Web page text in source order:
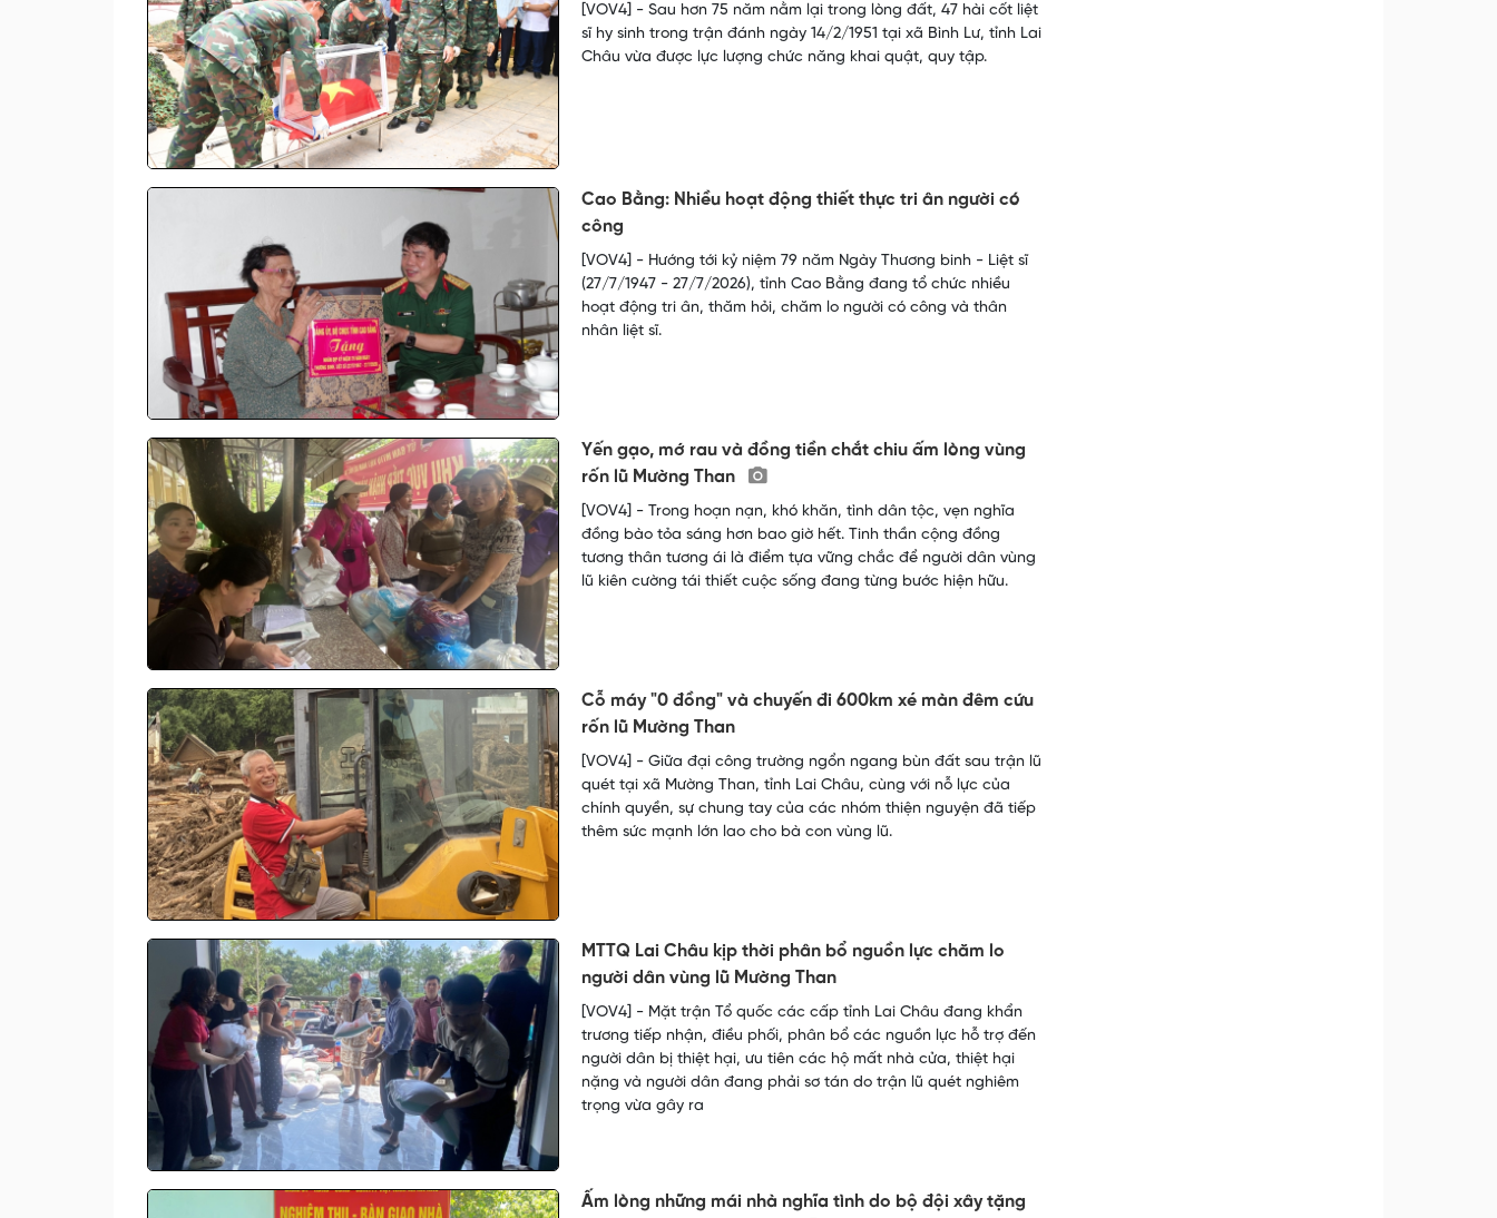
[VOV4] - Sau hơn 75 năm nằm lại trong lòng đất, 47 hài cốt liệt
sĩ hy sinh trong trận đánh ngày 14/2/1951 tại xã Bình Lư, tỉnh Lai
Châu vừa được lực lượng chức năng khai quật, quy tập.
Cao Bằng: Nhiều hoạt động thiết thực tri ân người có
công
[VOV4] - Hướng tới kỷ niệm 79 năm Ngày Thương binh - Liệt sĩ
(27/7/1947 - 27/7/2026), tỉnh Cao Bằng đang tổ chức nhiều
hoạt động tri ân, thăm hỏi, chăm lo người có công và thân
nhân liệt sĩ.
Yến gạo, mớ rau và đồng tiền chắt chiu ấm lòng vùng
rốn lũ Mường Than
[VOV4] - Trong hoạn nạn, khó khăn, tình dân tộc, vẹn nghĩa
đồng bào tỏa sáng hơn bao giờ hết. Tinh thần cộng đồng
tương thân tương ái là điểm tựa vững chắc để người dân vùng
lũ kiên cường tái thiết cuộc sống đang từng bước hiện hữu.
Cỗ máy "0 đồng" và chuyến đi 600km xé màn đêm cứu
rốn lũ Mường Than
[VOV4] - Giữa đại công trường ngổn ngang bùn đất sau trận lũ
quét tại xã Mường Than, tỉnh Lai Châu, cùng với nỗ lực của
chính quyền, sự chung tay của các nhóm thiện nguyện đã tiếp
thêm sức mạnh lớn lao cho bà con vùng lũ.
MTTQ Lai Châu kịp thời phân bổ nguồn lực chăm lo
người dân vùng lũ Mường Than
[VOV4] - Mặt trận Tổ quốc các cấp tỉnh Lai Châu đang khẩn
trương tiếp nhận, điều phối, phân bổ các nguồn lực hỗ trợ đến
người dân bị thiệt hại, ưu tiên các hộ mất nhà cửa, thiệt hại
nặng và người dân đang phải sơ tán do trận lũ quét nghiêm
trọng vừa gây ra
Ấm lòng những mái nhà nghĩa tình do bộ đội xây tặng